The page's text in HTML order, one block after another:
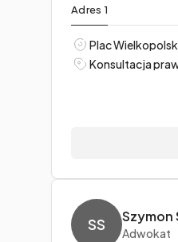
Adres 1
Plac
Konsultacja
SS Szymon
Adwokat